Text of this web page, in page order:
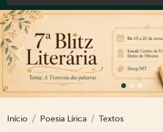
Previous
Início Poesia Lírica Textos